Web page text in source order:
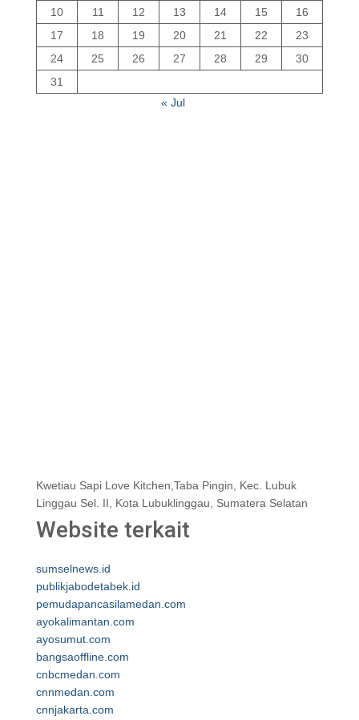
10 11 12 13 14 15
16
17
18 19 20 21 22
23
24
25 26 27 28 29
30
31
« Jul
Kwetiau Sapi Love Kitchen,Taba Pingin, Kec. Lubuk
Linggau Sel. II, Kota Lubuklinggau, Sumatera Selatan
Website terkait
sumselnews.id
publikjabodetabek.id
pemudapancasilamedan.com
ayokalimantan.com
ayosumut.com
bangsaoffline.com
cnbcmedan.com
cnnmedan.com
cnnjakarta.com